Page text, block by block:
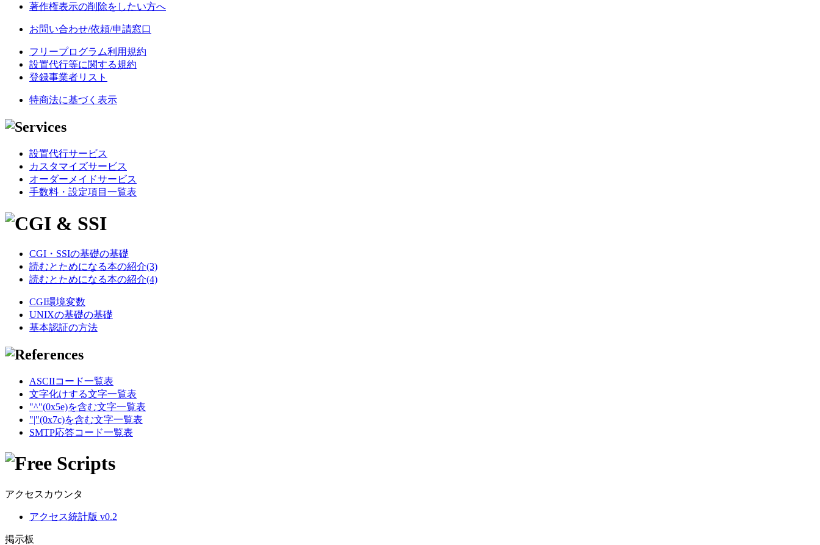
著作権表示の削除をしたい方へ
お問い合わせ/依頼/申請窓口
フリープログラム利用規約
設置代行等に関する規約
登録事業者リスト
特商法に基づく表示
設置代行サービス
カスタマイズサービス
オーダーメイドサービス
手数料・設定項目一覧表
CGI・SSIの基礎の基礎
読むとためになる本の紹介(3)
読むとためになる本の紹介(4)
CGI環境変数
UNIXの基礎の基礎
基本認証の方法
ASCIIコード一覧表
文字化けする文字一覧表
"^"(0x5e)を含む文字一覧表
"|"(0x7c)を含む文字一覧表
SMTP応答コード一覧表
アクセスカウンタ
アクセス統計版 v0.2
掲示板